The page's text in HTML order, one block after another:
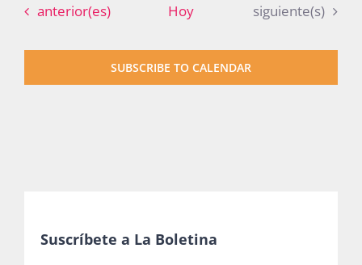
Eventos
anterior(es) Hoy Eventos
siguiente(s)
SUBSCRIBE TO CALENDAR
Suscríbete a La Boletina